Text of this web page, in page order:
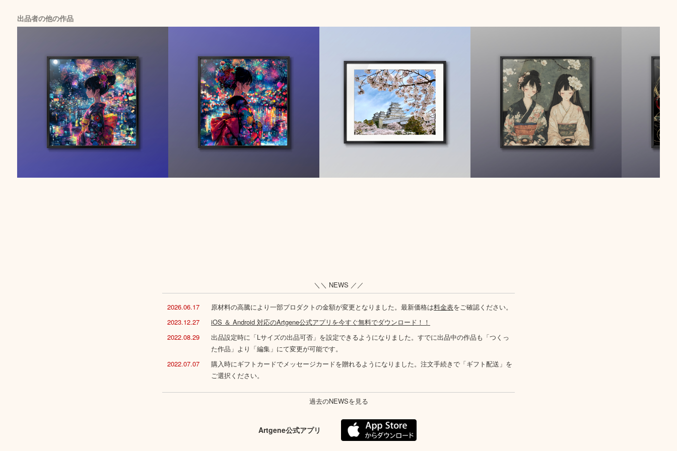
出品者の他の作品
＼＼ NEWS ／／
2026.06.17 原材料の高騰により一部プロダクトの金額が変更となりました。最新価格は料金表をご確認ください。
2023.12.27
iOS ＆ Android 対応のArtgene公式アプリを今すぐ無料でダウンロード！！
2022.08.29
出品設定時に「Lサイズの出品可否」を設定できるようになりました。すでに出品中の作品も「つくっ
た作品」より「編集」にて変更が可能です。
2022.07.07
購入時にギフトカードでメッセージカードを贈れるようになりました。注文手続きで「ギフト配送」を
ご選択ください。
過去のNEWSを見る
Artgene公式アプリ